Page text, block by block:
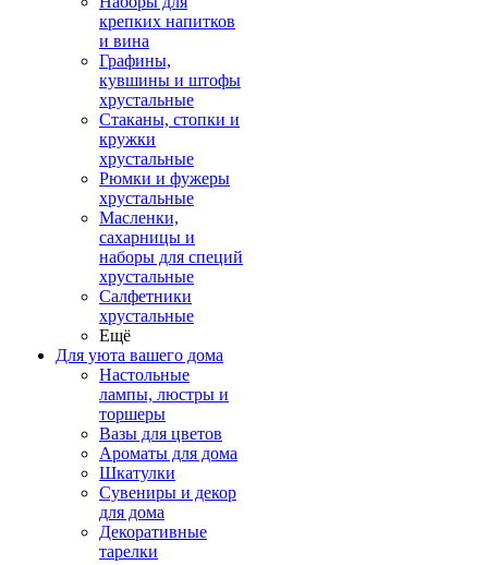
крепких напитков
и вина
Графины,
кувшины и штофы
хрустальные
Стаканы, стопки и
кружки
хрустальные
Рюмки и фужеры
хрустальные
Масленки,
сахарницы и
наборы для специй
хрустальные
Салфетники
хрустальные
Ещё
Для уюта вашего дома
Настольные
лампы, люстры и
торшеры
Вазы для цветов
Ароматы для дома
Шкатулки
Сувениры и декор
для дома
Декоративные
тарелки